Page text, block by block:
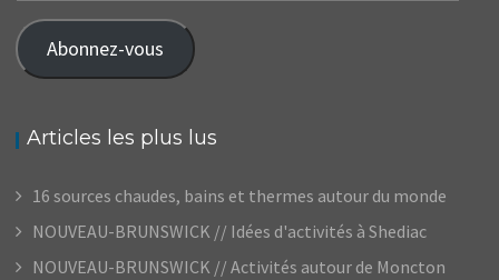
e-
mail
Abonnez-vous
Articles les plus lus
16 sources chaudes, bains et thermes autour du monde
NOUVEAU-BRUNSWICK // Idées d'activités à Shediac
NOUVEAU-BRUNSWICK // Activités autour de Moncton